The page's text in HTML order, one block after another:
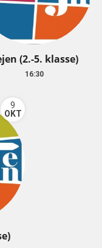
(2.-5. klasse)
16:30
9
OKT